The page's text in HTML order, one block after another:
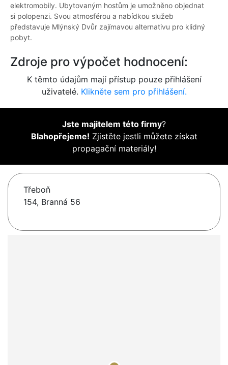
elektromobily. Ubytovaným hostům je umožněno objednat
si polopenzi. Svou atmosférou a nabídkou služeb
představuje Mlýnský Dvůr zajímavou alternativu pro klidný
pobyt.
Zdroje pro výpočet hodnocení:
K těmto údajům mají přístup pouze přihlášení
uživatelé. Klikněte sem pro přihlášení.
Jste majitelem této firmy?
Blahopřejeme! Zjistěte jestli můžete získat
propagační materiály!
Třeboň
154, Branná 56